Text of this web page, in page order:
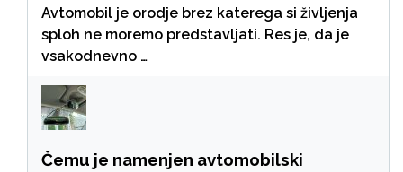
Avtomobil je orodje brez katerega si življenja
sploh ne moremo predstavljati. Res je, da je
vsakodnevno …
Čemu je namenjen avtomobilski